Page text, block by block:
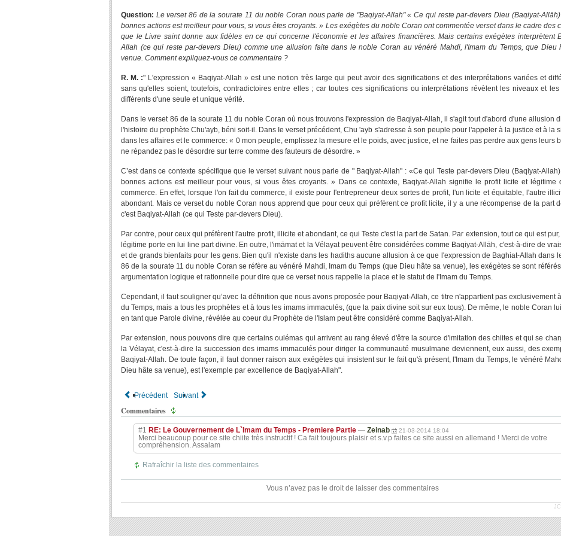
Question: Le verset 86 de la sourate 11 du noble Coran nous parle de "Baqiyat-Allah" « Ce qui reste par-devers Dieu (Baqiyat-
bonnes actions est meilleur pour vous, si vous êtes croyants. » Les exégètes du noble Coran ont commentée verset dans le cadre des
que le Livre saint donne aux fidèles en ce qui concerne l'économie et les affaires financières. Mais certains exégètes interprètent
Allah (ce qui reste par-devers Dieu) comme une allusion faite dans le noble Coran au vénéré Mahdi, l'Imam du Temps, que Dieu
venue. Comment expliquez-vous ce commentaire ?
R. M. :" L'expression « Baqiyat-Allah » est une notion très large qui peut avoir des significations et des interprétations variées et
sans qu'elles soient, toutefois, contradictoires entre elles ; car toutes ces significations ou interprétations révèlent les niveaux et les
différents d'une seule et unique vérité.
Dans Ie verset 86 de la sourate 11 du noble Coran où nous trouvons l'expression de Baqiyat-Allah, il s'agit tout d'abord d'une allusion
l'histoire du prophète Chu'ayb, béni soit-il. Dans Ie verset précédent, Chu 'ayb s'adresse à son peuple pour l'appeler à la justice et à la
dans les affaires et le commerce: « 0 mon peuple, emplissez la mesure et le poids, avec justice, et ne faites pas perdre aux gens leurs
ne répandez pas le désordre sur terre comme des fauteurs de désordre. »
C’est dans ce contexte spécifique que le verset suivant nous parle de " Baqiyat-Allah" : «Ce qui Teste par-devers Dieu (Baqiyat-
bonnes actions est meilleur pour vous, si vous êtes croyants. » Dans ce contexte, Baqiyat-Allah signifie le profit licite et légitime
commerce. En effet, lorsque l'on fait du commerce, il existe pour l'entrepreneur deux sortes de profit, l'un licite et équitable, l'autre
abondant. Mais ce verset du noble Coran nous apprend que pour ceux qui préfèrent ce profit licite, il y a une récompense de la part
c'est Baqiyat-Allah (ce qui Teste par-devers Dieu).
Par contre, pour ceux qui préfèrent l'autre profit, illicite et abondant, ce qui Teste c'est la part de Satan. Par extension, tout ce qui est
légitime porte en lui line part divine. En outre, l'imāmat et la Vélayat peuvent être considérées comme Baqiyat-Allāh, c'est-à-dire de
et de grands bienfaits pour les gens. Bien qu'il n'existe dans les hadiths aucune allusion à ce que l'expression de Baghiat-Allah dans
86 de la sourate 11 du noble Coran se réfère au vénéré Mahdi, Imam du Temps (que Dieu hâte sa venue), les exégètes se sont
argumentation logique et rationnelle pour dire que ce verset nous rappelle la place et le statut de l'Imam du Temps.
Cependant, il faut souligner qu’avec la définition que nous avons proposée pour Baqiyat-Allah, ce titre n'appartient pas exclusivement
du Temps, mais a tous les prophètes et à tous les imams immaculés, (que la paix divine soit sur eux tous). De même, le noble Coran
en tant que Parole divine, révélée au coeur du Prophète de l'Islam peut être considéré comme Baqiyat-Allah.
Par extension, nous pouvons dire que certains oulémas qui arrivent au rang élevé d'être la source d'imitation des chiites et qui se
la Vélayat, c'est-à-dire la succession des imams immaculés pour diriger la communauté musulmane deviennent, eux aussi, des
Baqiyat-Allah. De toute façon, il faut donner raison aux exégètes qui insistent sur le fait qu'à présent, l'Imam du Temps, le vénéré
Dieu hâte sa venue), est l'exemple par excellence de Baqiyat-Allah".
Précédent Suivant
Commentaires
#1 RE: Le Gouvernement de L`Imam du Temps - Premiere Partie — Zeinab 21-03-2014 18:04
Merci beaucoup pour ce site chiite très instructif ! Ca fait toujours plaisir et s.v.p faites ce site aussi en allemand ! Merci de votre
compréhension. Assalam
Rafraîchir la liste des commentaires
Vous n’avez pas le droit de laisser des commentaires